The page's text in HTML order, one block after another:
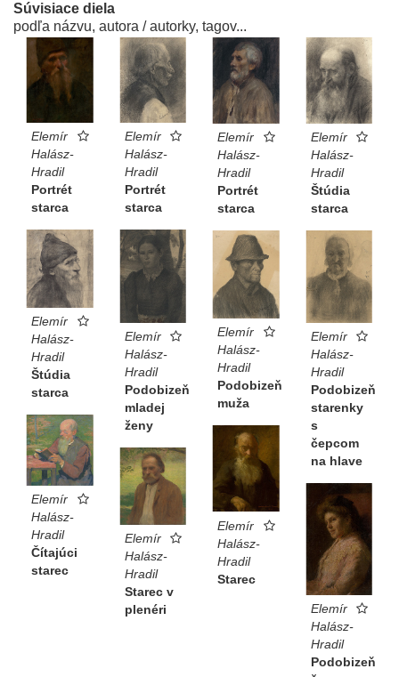
Súvisiace diela
podľa názvu, autora / autorky, tagov...
Elemír
Halász-
Hradil
Portrét
starca
Elemír
Halász-
Hradil
Portrét
starca
Elemír
Halász-
Hradil
Portrét
starca
Elemír
Halász-
Hradil
Štúdia
starca
Elemír
Halász-
Hradil
Štúdia
starca
Elemír
Halász-
Hradil
Podobizeň
mladej
ženy
Elemír
Halász-
Hradil
Podobizeň
starenky
s
čepcom
na hlave
Elemír
Halász-
Hradil
Podobizeň
muža
Elemír
Halász-
Hradil
Čítajúci
starec
Elemír
Halász-
Hradil
Starec
Elemír
Halász-
Hradil
Starec v
plenéri
Elemír
Halász-
Hradil
Podobizeň